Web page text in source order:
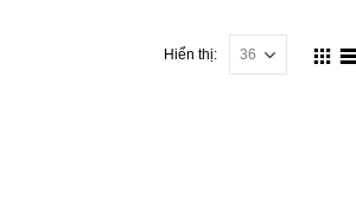
Hiển thị: